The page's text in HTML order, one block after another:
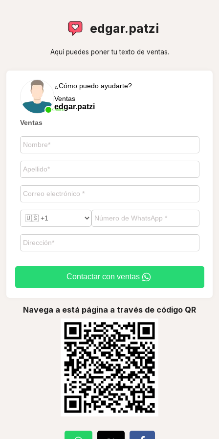
edgar.patzi
Aquí puedes poner tu texto de ventas.
Online
¿Cómo puedo ayudarte?
Ventas
edgar.patzi
Ventas
Contactar con ventas
Navega a está página a través de código QR